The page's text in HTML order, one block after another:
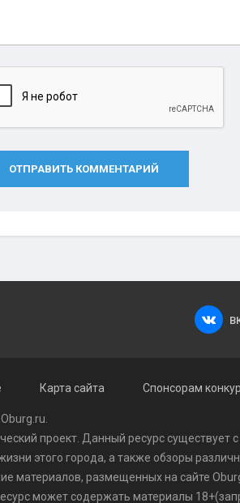
ОТПРАВИТЬ КОММЕНТАРИЙ
Карта сайта Спонсорам
проект. Данный ресурс существует
этого города, а также обзоры
материалов, размещенных на сайте
может содержать материалы